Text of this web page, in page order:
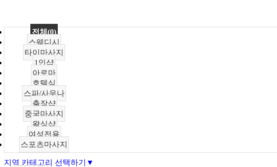
전체(0)
스웨디시
타이마사지
1인샵
아로마
호텔식
스파/사우나
출장샵
중국마사지
왁싱샵
여성전용
스포츠마사지
지역 카테고리 선택하기▼